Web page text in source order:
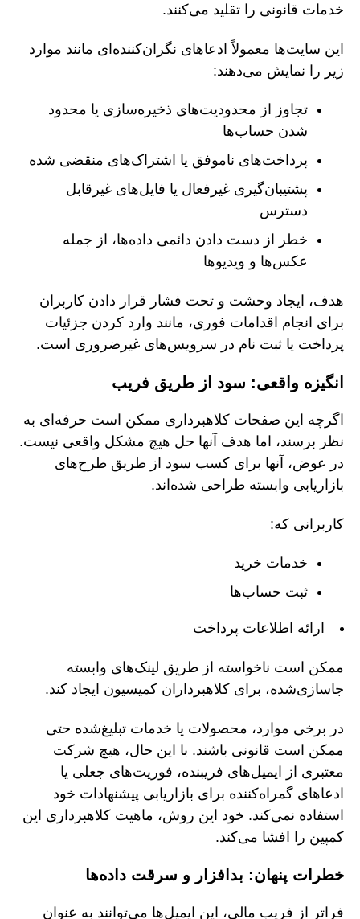
خدمات قانونی را تقلید می‌کنند.
این سایت‌ها معمولاً ادعاهای نگران‌کننده‌ای مانند موارد
زیر را نمایش می‌دهند:
تجاوز از محدودیت‌های ذخیره‌سازی یا محدود
شدن حساب‌ها
پرداخت‌های ناموفق یا اشتراک‌های منقضی شده
پشتیبان‌گیری غیرفعال یا فایل‌های غیرقابل
دسترس
خطر از دست دادن دائمی داده‌ها، از جمله
عکس‌ها و ویدیوها
هدف، ایجاد وحشت و تحت فشار قرار دادن کاربران
برای انجام اقدامات فوری، مانند وارد کردن جزئیات
پرداخت یا ثبت نام در سرویس‌های غیرضروری است.
انگیزه واقعی: سود از طریق فریب
اگرچه این صفحات کلاهبرداری ممکن است حرفه‌ای به
نظر برسند، اما هدف آنها حل هیچ مشکل واقعی نیست.
در عوض، آنها برای کسب سود از طریق طرح‌های
بازاریابی وابسته طراحی شده‌اند.
کاربرانی که:
خدمات خرید
ثبت حساب‌ها
ارائه اطلاعات پرداخت
ممکن است ناخواسته از طریق لینک‌های وابسته
جاسازی‌شده، برای کلاهبرداران کمیسیون ایجاد کند.
در برخی موارد، محصولات یا خدمات تبلیغ‌شده حتی
ممکن است قانونی باشند. با این حال، هیچ شرکت
معتبری از ایمیل‌های فریبنده، فوریت‌های جعلی یا
ادعاهای گمراه‌کننده برای بازاریابی پیشنهادات خود
استفاده نمی‌کند. خود این روش، ماهیت کلاهبرداری این
کمپین را افشا می‌کند.
خطرات پنهان: بدافزار و سرقت داده‌ها
فراتر از فریب مالی، این ایمیل‌ها می‌توانند به عنوان